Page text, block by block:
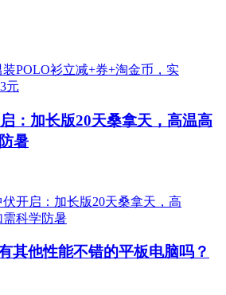
：加长版20天桑拿天，高温高
暑
其他性能不错的平板电脑吗？